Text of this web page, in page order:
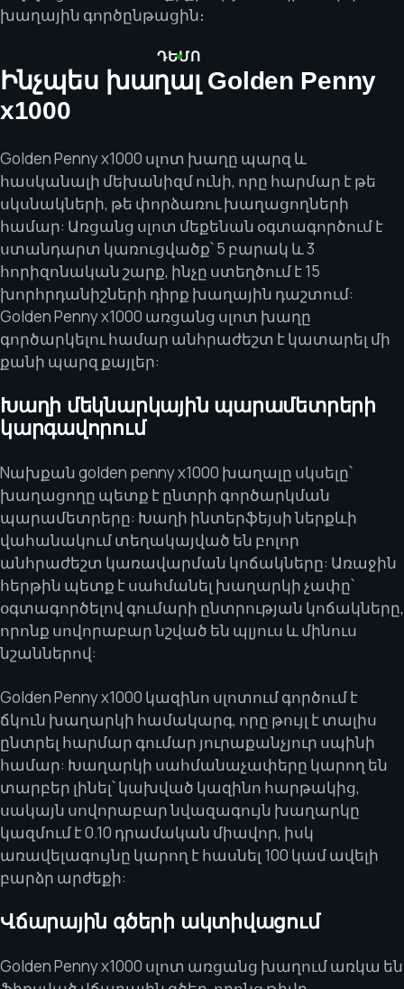
խաղային գործընթացին։
ԴԵՄՈ
Ինչպես խաղալ Golden Penny
x1000
Golden Penny x1000 սլոտ խաղը պարզ և
հասկանալի մեխանիզմ ունի, որը հարմար է թե
սկսնակների, թե փորձառու խաղացողների
համար: Առցանց սլոտ մեքենան օգտագործում է
ստանդարտ կառուցվածք՝ 5 բարակ և 3
հորիզոնական շարք, ինչը ստեղծում է 15
խորհրդանիշների դիրք խաղային դաշտում:
Golden Penny x1000 առցանց սլոտ խաղը
գործարկելու համար անհրաժեշտ է կատարել մի
քանի պարզ քայլեր:
Խաղի մեկնարկային պարամետրերի
կարգավորում
Nախքան golden penny x1000 խաղալը սկսելը՝
խաղացողը պետք է ընտրի գործարկման
պարամետրերը: Խաղի ինտերֆեյսի ներքևի
վահանակում տեղակայված են բոլոր
անհրաժեշտ կառավարման կոճակները: Առաջին
հերթին պետք է սահմանել խաղարկի չափը՝
օգտագործելով գումարի ընտրության կոճակները,
որոնք սովորաբար նշված են պլյուս և մինուս
նշաններով:
Golden Penny x1000 կազինո սլոտում գործում է
ճկուն խաղարկի համակարգ, որը թույլ է տալիս
ընտրել հարմար գումար յուրաքանչյուր սպինի
համար: Խաղարկի սահմանաչափերը կարող են
տարբեր լինել՝ կախված կազինո հարթակից,
սակայն սովորաբար նվազագույն խաղարկը
կազմում է 0.10 դրամական միավոր, իսկ
առավելագույնը կարող է հասնել 100 կամ ավելի
բարձր արժեքի:
Վճարային գծերի ակտիվացում
Golden Penny x1000 սլոտ առցանց խաղում առկա են